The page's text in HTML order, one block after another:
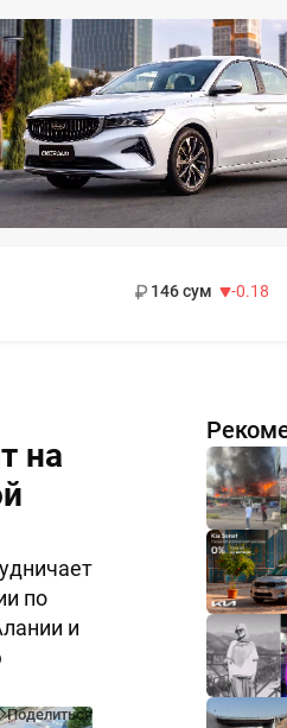
146 сум
-0.18
на
по
и
Поделиться